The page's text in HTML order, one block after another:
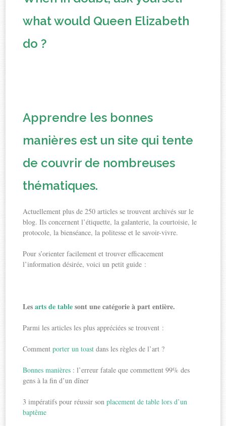
what would Queen Elizabeth
do ?
Apprendre les bonnes
manières est un site qui tente
de couvrir de nombreuses
thématiques.
Actuellement plus de 250 articles se trouvent archivés sur le
blog. Ils concernent l’étiquette, la galanterie, la courtoisie, le
protocole, la bienséance, la politesse et le savoir-vivre.
Pour s’orienter facilement et trouver efficacement
l’information désirée, voici un petit guide :
Lesarts de tablesont une catégorie à part entière.
Parmi les articles les plus appréciées se trouvent :
Commentporter un toast dans les règles de l’art ?
Bonnes manières : l’erreur fatale que commettent 99% des
gens à la fin d’un dîner
3 impératifs pour réussir sonplacement de table lors d’un
baptême